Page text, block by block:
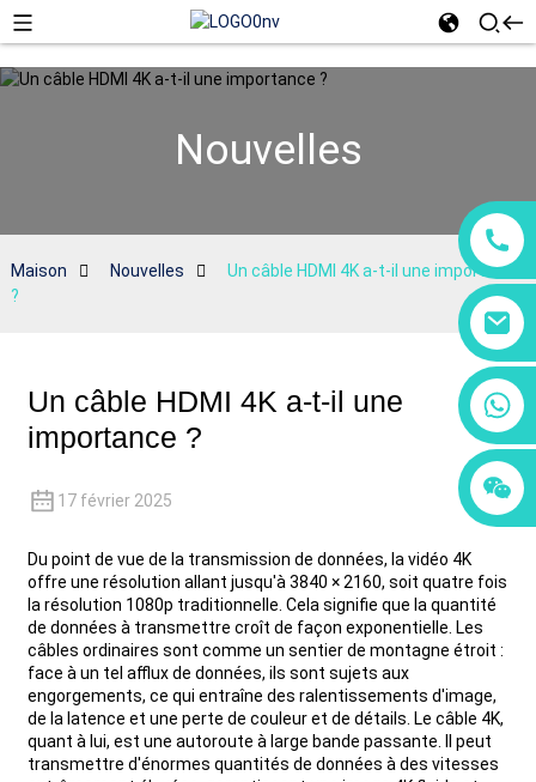
+86 18760065206
+86 15118299221
Nouvelles
Maison Nouvelles
Un câble HDMI 4K a-t-il une importance
?
Un câble HDMI 4K a-t-il une
importance ?
17 février 2025
Du point de vue de la transmission de données, la vidéo 4K
offre une résolution allant jusqu'à 3840 × 2160, soit quatre fois
la résolution 1080p traditionnelle. Cela signifie que la quantité
de données à transmettre croît de façon exponentielle. Les
câbles ordinaires sont comme un sentier de montagne étroit :
face à un tel afflux de données, ils sont sujets aux
engorgements, ce qui entraîne des ralentissements d'image,
de la latence et une perte de couleur et de détails. Le câble 4K,
quant à lui, est une autoroute à large bande passante. Il peut
transmettre d'énormes quantités de données à des vitesses